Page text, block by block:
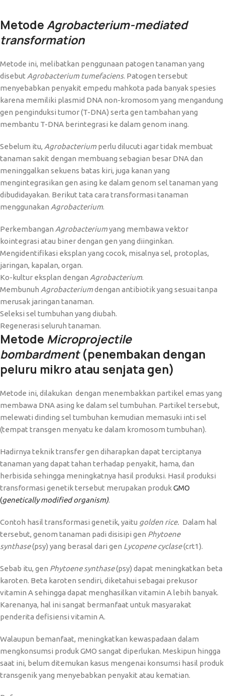
Metode Agrobacterium-mediated
transformation
Metode ini, melibatkan penggunaan patogen tanaman yang
disebut Agrobacterium tumefaciens. Patogen tersebut
menyebabkan penyakit empedu mahkota pada banyak spesies
karena memiliki plasmid DNA non-kromosom yang mengandung
gen penginduksi tumor (T-DNA) serta gen tambahan yang
membantu T-DNA berintegrasi ke dalam genom inang.
Sebelum itu, Agrobacterium perlu dilucuti agar tidak membuat
tanaman sakit dengan membuang sebagian besar DNA dan
meninggalkan sekuens batas kiri, juga kanan yang
mengintegrasikan gen asing ke dalam genom sel tanaman yang
dibudidayakan. Berikut tata cara transformasi tanaman
menggunakan Agrobacterium.
Perkembangan Agrobacteriumyang membawa vektor
kointegrasi atau biner dengan gen yang diinginkan.
Mengidentifikasi eksplan yang cocok, misalnya sel, protoplas,
jaringan, kapalan, organ.
Ko-kultur eksplan dengan Agrobacterium.
Membunuh Agrobacteriumdengan antibiotik yang sesuai tanpa
merusak jaringan tanaman.
Seleksi sel tumbuhan yang diubah.
Regenerasi seluruh tanaman.
Metode Microprojectile
bombardment (penembakan dengan
peluru mikro atau senjata gen)
Metode ini, dilakukan dengan menembakkan partikel emas yang
membawa DNA asing ke dalam sel tumbuhan. Partikel tersebut,
melewati dinding sel tumbuhan kemudian memasuki inti sel
(tempat transgen menyatu ke dalam kromosom tumbuhan).
Hadirnya teknik transfer gen diharapkan dapat terciptanya
tanaman yang dapat tahan terhadap penyakit, hama, dan
herbisida sehingga meningkatnya hasil produksi. Hasil produksi
transformasi genetik tersebut merupakan produkGMO
(genetically modified organism).
Contoh hasil transformasi genetik, yaitu golden rice. Dalam hal
tersebut, genom tanaman padi disisipi gen Phytoene
synthase(psy) yang berasal dari gen Lycopene cyclase(crt1).
Sebab itu, gen Phytoene synthase(psy) dapat meningkatkan beta
karoten. Beta karoten sendiri, diketahui sebagai prekusor
vitamin A sehingga dapat menghasilkan vitamin A lebih banyak.
Karenanya, hal ini sangat bermanfaat untuk masyarakat
penderita defisiensi vitamin A.
Walaupun bemanfaat, meningkatkan kewaspadaan dalam
mengkonsumsi produk GMO sangat diperlukan. Meskipun hingga
saat ini, belum ditemukan kasus mengenai konsumsi hasil produk
transgenik yang menyebabkan penyakit atau kematian.